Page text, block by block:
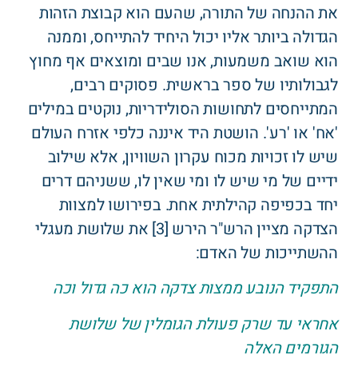
את ההנחה של התורה, שהעם הוא קבוצת הזהות
הגדולה ביותר אליו יכול היחיד להתייחס, וממנה
הוא שואב משמעות, אנו שבים ומוצאים אף מחוץ
לגבולותיו של ספר בראשית. פסוקים רבים,
המתייחסים לתחושות הסולידריות, נוקטים במילים
'אח' או 'רע'. הושטת היד איננה כלפי אזרח העולם
שיש לו זכויות מכוח עקרון השוויון, אלא שילוב
ידיים של מי שיש לו ומי שאין לו, ששניהם דרים
יחד בכפיפה קהילתית אחת. בפירושו למצוות
הצדקה מציין הרש"ר הירש [3] את שלושת מעגלי
ההשתייכות של האדם:
התפקיד הנובע ממצות צדקה הוא כה גדול וכה
אחראי עד שרק פעולת הגומלין של שלושת
הגורמים האלה